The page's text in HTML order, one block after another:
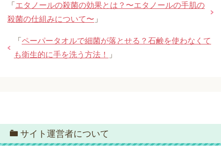
「 エタノールの殺菌の効果とは？〜エタノールの手肌の
殺菌の仕組みについて〜 」
「 ペーパータオルで細菌が落とせる？石鹸を使わなくて
も衛生的に手を洗う方法！
」
サイト運営者について